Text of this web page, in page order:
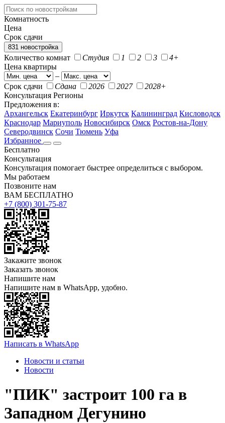
Комнатность
Цена
Срок сдачи
831 новостройка
Количество комнат Студия 1 2 3
4+
Цена квартиры
–
Срок сдачи
Сдана 2026 2027
2028+
Консультация Регионы
Предложения в:
Архангельск Екатеринбург Иркутск Калининград Кисловодск
Краснодар Мариуполь Новосибирск Омск Ростов-на-Дону
Северодвинск Сочи Тюмень Уфа
Избранное
Бесплатно
Консультация
Консультация помогает быстрее определиться с выбором.
Мы работаем
Позвоните нам
ВАМ БЕСПЛАТНО
+7 (800) 301-75-87
Закажите звонок
Заказать звонок
Напишите нам
Напишите нам в WhatsApp, удобно.
Написать в WhatsApp
Новости и статьи
Новости
"ПИК" застроит 100 га в
Западном Дегунино